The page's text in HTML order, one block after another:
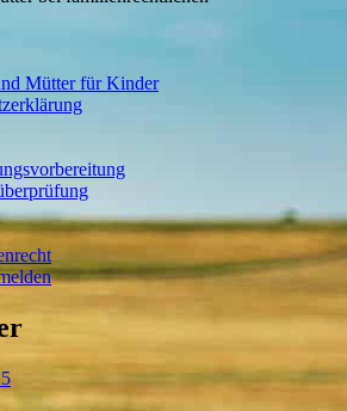
Mütter für Kinder